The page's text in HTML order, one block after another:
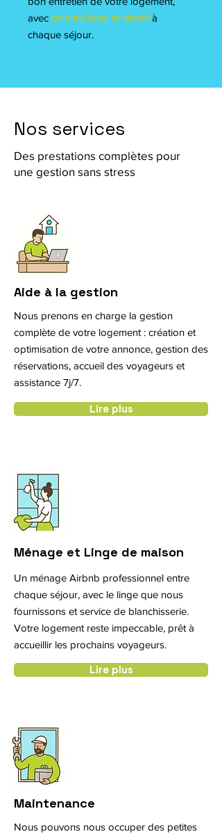
avec un suivi local et réactifà
chaque séjour.
Nos services
Des prestations complètes pour
une gestion sans stress
Aide à la gestion
Nous prenons en charge la gestion
complète de votre logement : création et
optimisation de votre annonce, gestion des
réservations, accueil des voyageurs et
assistance 7j/7.
Lire plus
Ménage et Linge de maison
Un ménage Airbnb professionnel entre
chaque séjour, avec le linge que nous
fournissons et service de blanchisserie.
Votre logement reste impeccable, prêt à
accueillir les prochains voyageurs.
Lire plus
Maintenance
Nous pouvons nous occuper des petites